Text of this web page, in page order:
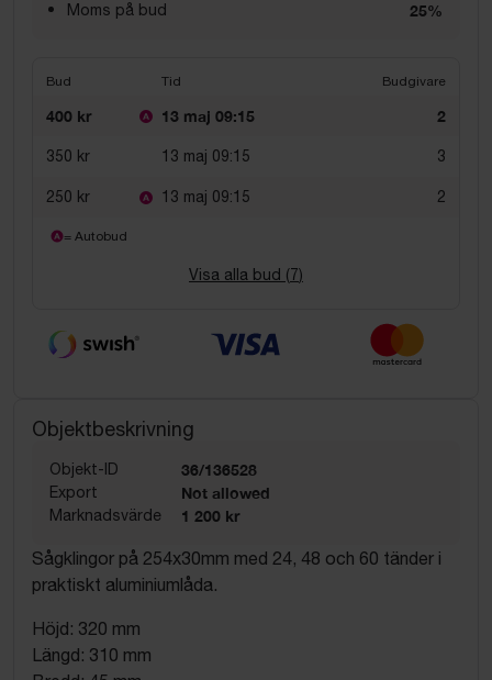
Moms på bud 25%
Bud Tid Budgivare
400 kr 13 maj 09:15 2
350 kr 13 maj 09:15 3
250 kr 13 maj 09:15 2
= Autobud
Visa alla bud (7)
Objektbeskrivning
Objekt-ID 36/136528
Export Not allowed
Marknadsvärde 1 200 kr
Sågklingor på 254x30mm med 24, 48 och 60 tänder i
praktiskt aluminiumlåda.
Höjd: 320 mm
Längd: 310 mm